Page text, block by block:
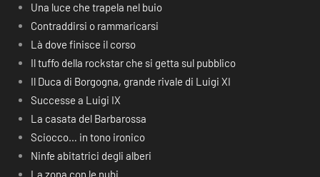
Una luce che trapela nel buio
Contraddirsi o rammaricarsi
Là dove finisce il corso
Il tuffo della rockstar che si getta sul pubblico
Il Duca di Borgogna, grande rivale di Luigi XI
Successe a Luigi IX
La casata del Barbarossa
Sciocco… in tono ironico
Ninfe abitatrici degli alberi
La zona con le nubi